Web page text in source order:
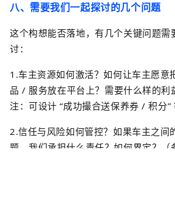
八、需要我们一起探讨的几个问题
这个构想能否落地，有几个关键问题需
讨：
1.车主资源如何激活？如何让车主愿意
品 / 服务放在平台上？需要什么样的利
注：可设计“成功撮合送保养券/积分”
2.信任与风险如何管控？ 如果车主之间
题，我们承担什么责任？如何界定？（